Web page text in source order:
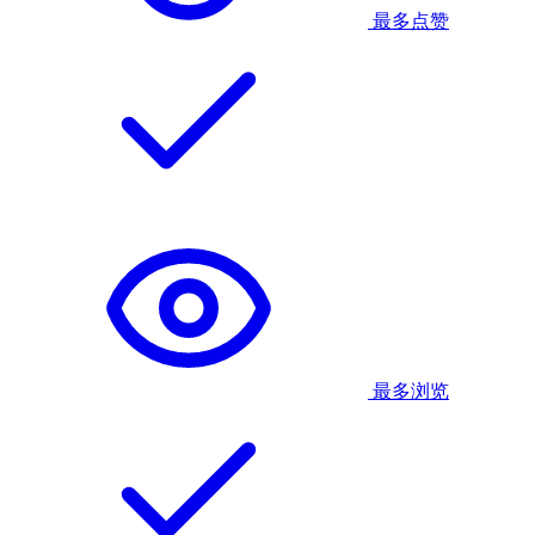
最多点赞
最多浏览